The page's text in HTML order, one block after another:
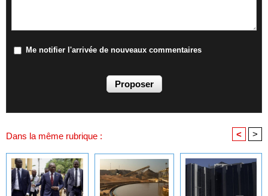
Me notifier l'arrivée de nouveaux commentaires
Dans la même rubrique : < >